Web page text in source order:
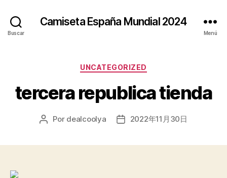
Buscar
Camiseta España Mundial 2024
Menú
Categorías
UNCATEGORIZED
tercera republica tienda
Autor
Por dealcoolya
Fecha2022年11月30日